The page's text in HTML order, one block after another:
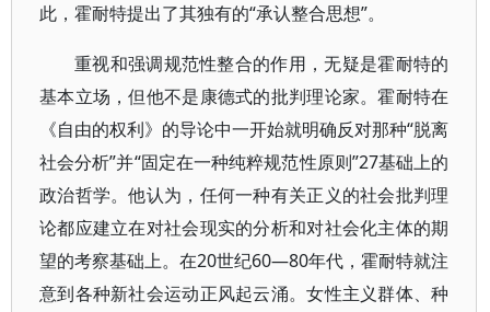
此，霍耐特提出了其独有的“承认整合思想”。
重视和强调规范性整合的作用，无疑是霍耐特的
基本立场，但他不是康德式的批判理论家。霍耐特在
《自由的权利》的导论中一开始就明确反对那种“脱离
社会分析”并“固定在一种纯粹规范性原则”27基础上的
政治哲学。他认为，任何一种有关正义的社会批判理
论都应建立在对社会现实的分析和对社会化主体的期
望的考察基础上。在20世纪60—80年代，霍耐特就注
意到各种新社会运动正风起云涌。女性主义群体、种